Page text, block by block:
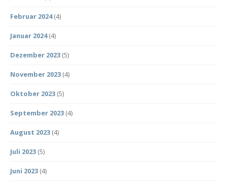
Februar 2024(4)
Januar 2024(4)
Dezember 2023 (5)
November 2023 (4)
Oktober 2023 (5)
September 2023 (4)
August 2023 (4)
Juli 2023 (5)
Juni 2023 (4)